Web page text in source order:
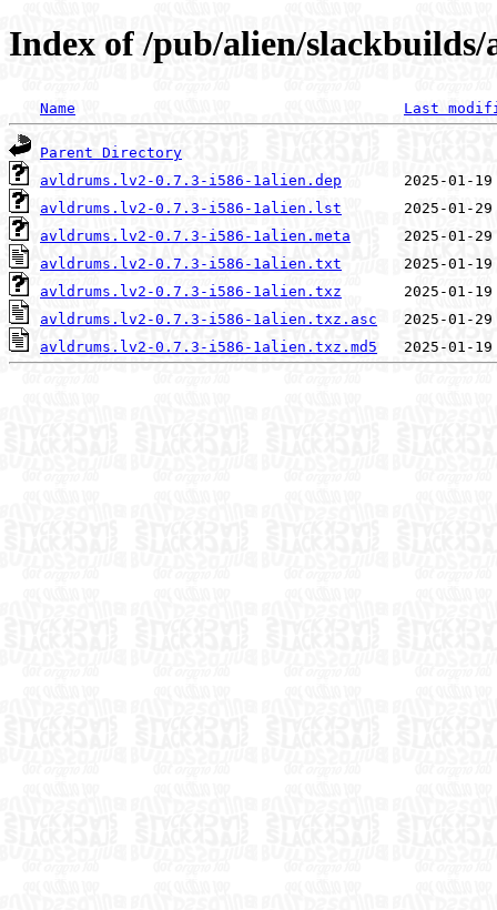
Index of /pub/alien/
Name Last
Parent Directory
avldrums.lv2-0.7.3-i586-1alien.dep
avldrums.lv2-0.7.3-i586-1alien.lst
avldrums.lv2-0.7.3-i586-1alien.meta
avldrums.lv2-0.7.3-i586-1alien.txt
avldrums.lv2-0.7.3-i586-1alien.txz
avldrums.lv2-0.7.3-i586-1alien.txz.asc
avldrums.lv2-0.7.3-i586-1alien.txz.md5